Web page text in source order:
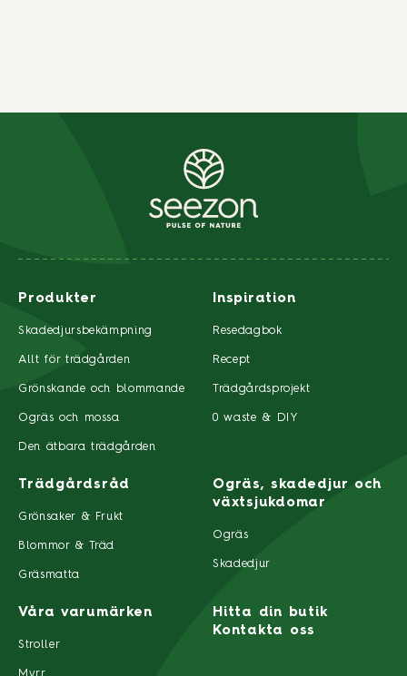
Produkter
Skadedjursbekämpning
Allt för trädgården
Grönskande och blommande
Ogräs och mossa
Den ätbara trädgården
Inspiration
Resedagbok
Recept
Trädgårdsprojekt
0 waste & DIY
Trädgårdsråd
Grönsaker & Frukt
Blommor & Träd
Gräsmatta
Ogräs, skadedjur och
växtsjukdomar
Ogräs
Skadedjur
Våra varumärken
Stroller
Hitta din butik
Kontakta oss